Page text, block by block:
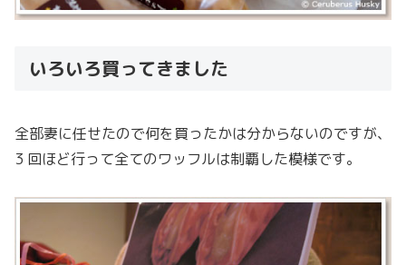
いろいろ買ってきました
全部妻に任せたので何を買ったかは分からないのですが、
3 回ほど行って全てのワッフルは制覇した模様です。